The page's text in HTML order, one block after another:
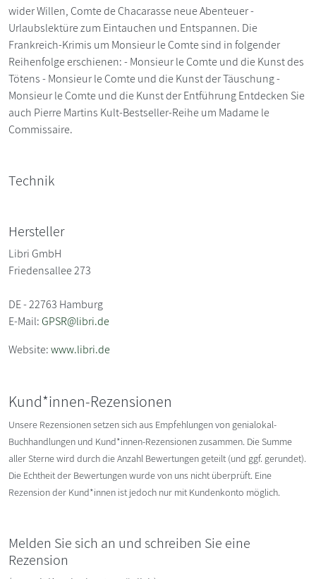
wider Willen, Comte de Chacarasse neue Abenteuer -
Urlaubslektüre zum Eintauchen und Entspannen. Die
Frankreich-Krimis um Monsieur le Comte sind in folgender
Reihenfolge erschienen: - Monsieur le Comte und die Kunst des
Tötens - Monsieur le Comte und die Kunst der Täuschung -
Monsieur le Comte und die Kunst der Entführung Entdecken Sie
auch Pierre Martins Kult-Bestseller-Reihe um Madame le
Commissaire.
Technik
Hersteller
Libri GmbH
Friedensallee 273
DE - 22763 Hamburg
E-Mail:GPSR@libri.de
Website:www.libri.de
Kund*innen-Rezensionen
Unsere Rezensionen setzen sich aus Empfehlungen von genialokal-
Buchhandlungen und Kund*innen-Rezensionen zusammen. Die Summe
aller Sterne wird durch die Anzahl Bewertungen geteilt (und ggf. gerundet).
Die Echtheit der Bewertungen wurde von uns nicht überprüft. Eine
Rezension der Kund*innen ist jedoch nur mit Kundenkonto möglich.
Melden Sie sich an und schreiben Sie eine
Rezension